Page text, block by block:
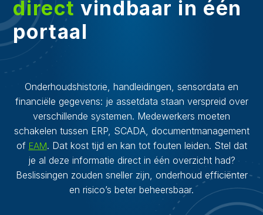
direct vindbaar in één
portaal
Onderhoudshistorie, handleidingen, sensordata en
financiële gegevens: je assetdata staan verspreid over
verschillende systemen. Medewerkers moeten
schakelen tussen ERP, SCADA, documentmanagement
of EAM. Dat kost tijd en kan tot fouten leiden. Stel dat
je al deze informatie direct in één overzicht had?
Beslissingen zouden sneller zijn, onderhoud efficiënter
en risico’s beter beheersbaar.